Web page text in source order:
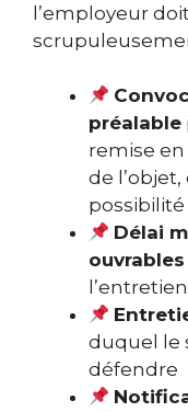
l’employeur
préalable
remise
de
Délai
ouvrables
l’entretien
duquel le
défendre